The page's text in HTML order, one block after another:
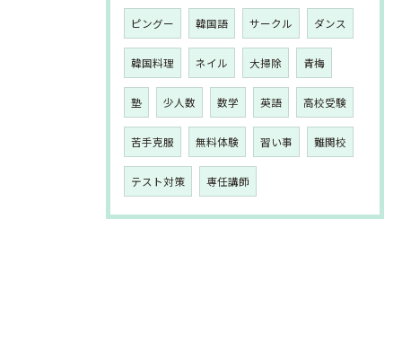
ピングー 韓国語 サークル ダンス
韓国料理 ネイル 大掃除 青梅
塾 少人数 数学 英語 高校受験
苦手克服 無料体験 習い事 難関校
テスト対策 専任講師